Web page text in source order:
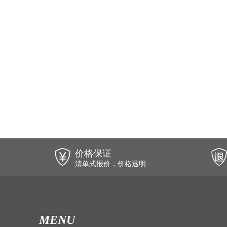
价格保证
清单式报价，价格透明
MENU